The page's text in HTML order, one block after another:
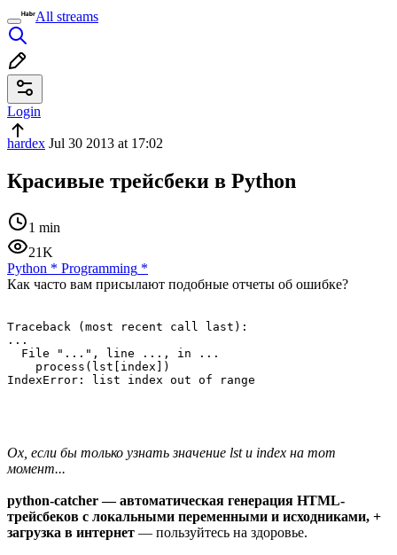
All streams
Login
hardex Jul 30 2013 at 17:02
Красивые трейсбеки в Python
1 min
21K
Python * Programming *
Как часто вам присылают подобные отчеты об ошибке?
Traceback (most recent call last):
...
  File "...", line ..., in ...
    process(lst[index])
Ох, если бы только узнать значение lst и index на тот
момент...
python-catcher — автоматическая генерация HTML-
трейсбеков с локальными переменными и исходниками, +
загрузка в интернет — пользуйтесь на здоровье.